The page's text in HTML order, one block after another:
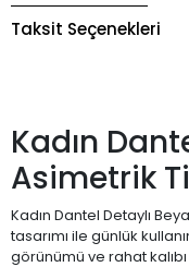
Taksit Seçenekleri
Kadın
Asimetrik
Kadın Dantel Detaylı
tasarımı ile günlük
görünümü ve rahat